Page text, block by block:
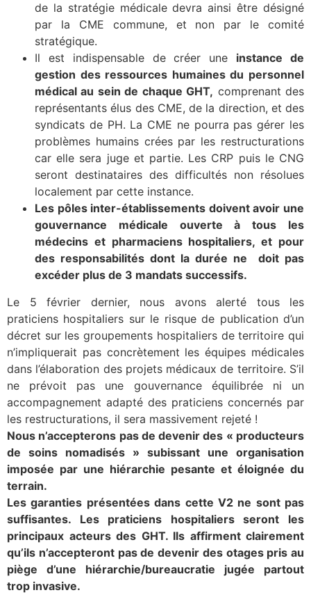
de la stratégie médicale devra ainsi être désigné
par la CME commune, et non par le comité
stratégique.
Il est indispensable de créer une instance de
gestion des ressources humaines du personnel
médical au sein de chaque GHT, comprenant des
représentants élus des CME, de la direction, et des
syndicats de PH. La CME ne pourra pas gérer les
problèmes humains crées par les restructurations
car elle sera juge et partie. Les CRP puis le CNG
seront destinataires des difficultés non résolues
localement par cette instance.
Les pôles inter-établissements doivent avoir une
gouvernance médicale ouverte à tous les
médecins et pharmaciens hospitaliers, et pour
des responsabilités dont la durée ne doit pas
excéder plus de 3 mandats successifs.
Le 5 février dernier, nous avons alerté tous les
praticiens hospitaliers sur le risque de publication d’un
décret sur les groupements hospitaliers de territoire qui
n’impliquerait pas concrètement les équipes médicales
dans l’élaboration des projets médicaux de territoire. S’il
ne prévoit pas une gouvernance équilibrée ni un
accompagnement adapté des praticiens concernés par
les restructurations, il sera massivement rejeté !
Nous n’accepterons pas de devenir des « producteurs
de soins nomadisés » subissant une organisation
imposée par une hiérarchie pesante et éloignée du
terrain.
Les garanties présentées dans cette V2 ne sont pas
suffisantes. Les praticiens hospitaliers seront les
principaux acteurs des GHT. Ils affirment clairement
qu’ils n’accepteront pas de devenir des otages pris au
piège d’une hiérarchie/bureaucratie jugée partout
trop invasive.